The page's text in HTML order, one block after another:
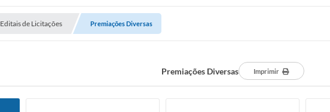
Editais de Licitações Premiações Diversas
Premiações Diversas Imprimir